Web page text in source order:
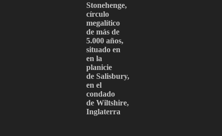
Stonehenge,
círculo
megalítico
de más de
5.000 años,
situado en
en la
planicie
de Salisbury,
en el
condado
de Wiltshire,
Inglaterra